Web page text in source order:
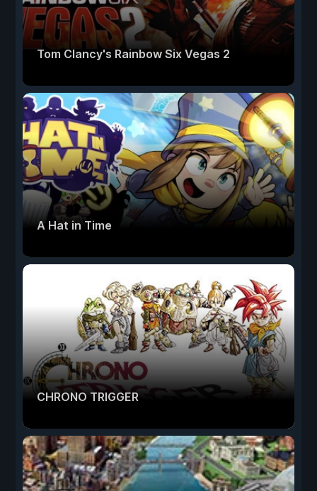
Tom Clancy's Rainbow Six Vegas 2
A Hat in Time
CHRONO TRIGGER